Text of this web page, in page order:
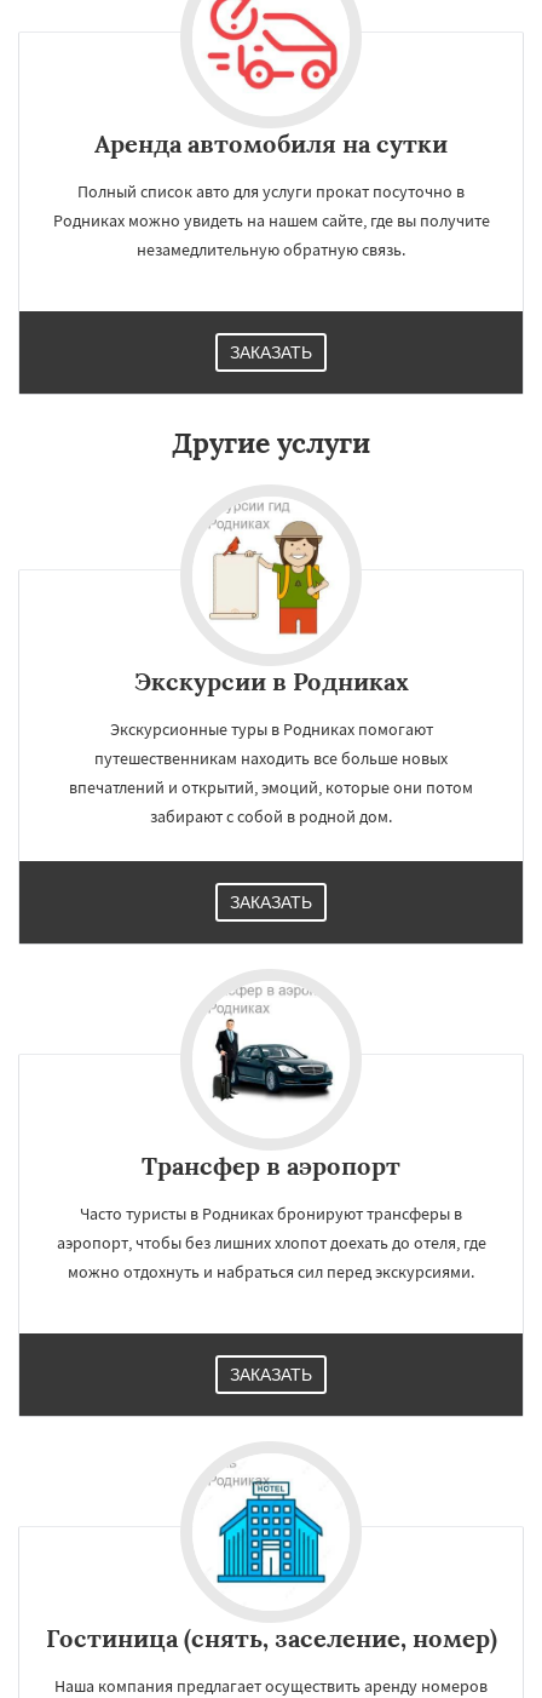
Работаем по
регионам
Уваровка Удельная
Фряново
Хорлово
Шаховская
Аренда автомобиля на сутки
Полный список авто для услуги прокат посуточно в
Родниках можно увидеть на нашем сайте, где вы получите
незамедлительную обратную связь.
ЗАКАЗАТЬ
Другие услуги
Экскурсии в Родниках
Экскурсионные туры в Родниках помогают
путешественникам находить все больше новых
впечатлений и открытий, эмоций, которые они потом
забирают с собой в родной дом.
ЗАКАЗАТЬ
Трансфер в аэропорт
Часто туристы в Родниках бронируют трансферы в
аэропорт, чтобы без лишних хлопот доехать до отеля, где
можно отдохнуть и набраться сил перед экскурсиями.
ЗАКАЗАТЬ
Гостиница (снять, заселение, номер)
Наша компания предлагает осуществить аренду номеров
УЗНАТЬ ПОДРОБНЕЕ
Даю согласие на обработку персональных данных